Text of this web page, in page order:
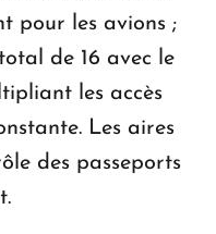
pour les avions ;
de 16 avec le
les accès
Les aires
des passeports